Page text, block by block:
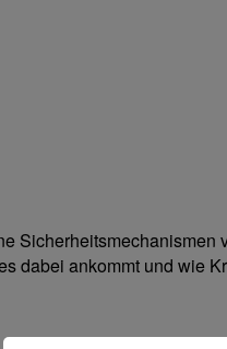
dabei ankommt und wie